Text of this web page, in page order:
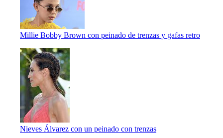
Millie Bobby Brown con peinado de trenzas y gafas retro
Nieves Álvarez con un peinado con trenzas